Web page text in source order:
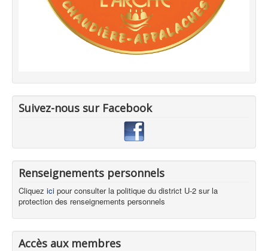
Suivez-nous sur Facebook
Renseignements personnels
Cliquez ici pour consulter la politique du district U-2 sur la
protection des renseignements personnels
Accès aux membres